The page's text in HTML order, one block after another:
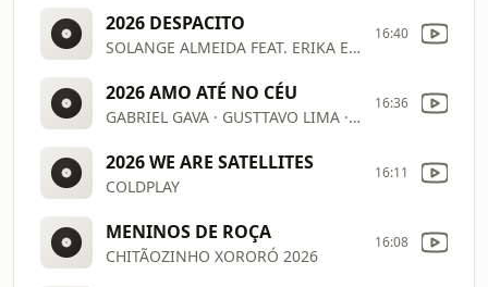
2026 DESPACITO
SOLANGE ALMEIDA FEAT. ERIKA ENDER
16:40
2026 AMO ATÉ NO CÉU
GABRIEL GAVA · GUSTTAVO LIMA · ISRAEL NOVAES · LUCAS LUCCO
16:36
2026 WE ARE SATELLITES
COLDPLAY
16:11
MENINOS DE ROÇA
CHITÃOZINHO XORORÓ 2026
16:08